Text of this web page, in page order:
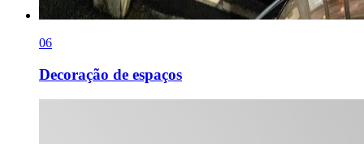
06
Decoração de espaços